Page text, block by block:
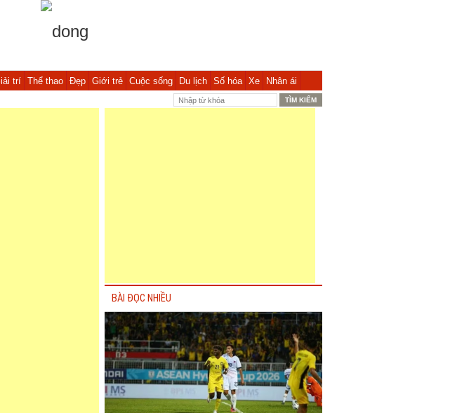
trí Thể thao Đẹp Giới trẻ Cuộc sống Du lịch Số hóa Xe Nhân ái
BÀI ĐỌC NHIỀU